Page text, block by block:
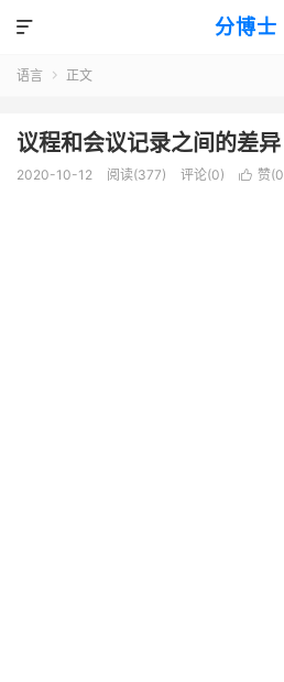
分博士

语言  正文
议程和会议记录之间的差异
2020-10-12 阅读(377) 评论(0)  赞(0